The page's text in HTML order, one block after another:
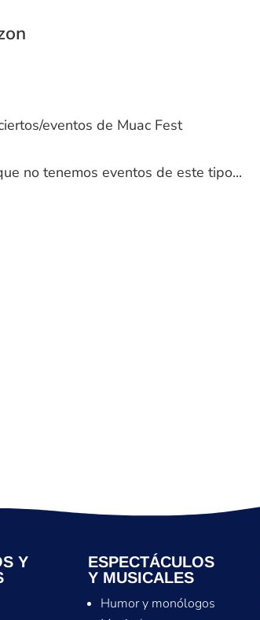
eventos de Muac Fest
no tenemos eventos de este tipo...
Y
ESPECTÁCULOS
Y MUSICALES
Humor y monólogos